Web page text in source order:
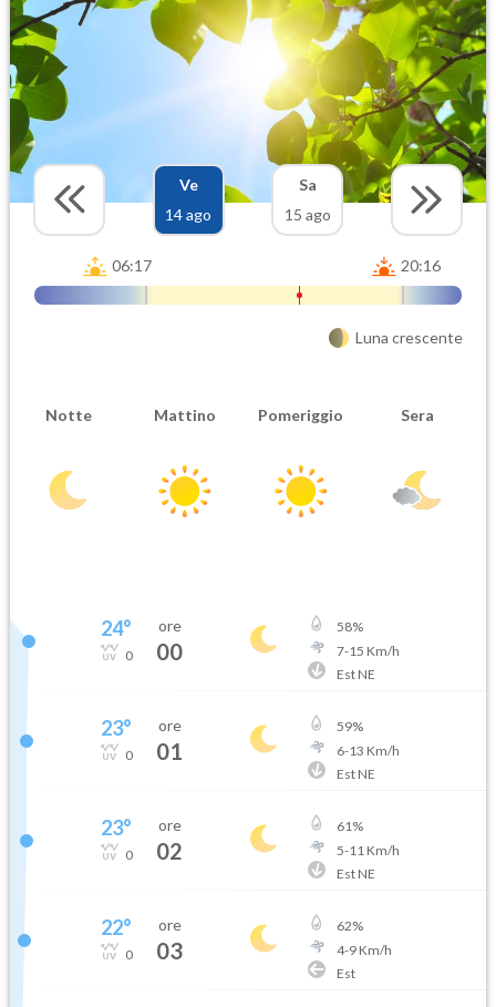
Ve
14 ago
Sa
15 ago
06:17 20:16
Luna crescente
Notte Mattino Pomeriggio Sera
24°
0
ore
00
58%
7-15 Km/h
Est NE
23°
0
ore
01
59%
6-13 Km/h
Est NE
23°
0
ore
02
61%
5-11 Km/h
Est NE
22°
0
ore
03
62%
4-9Km/h
Est